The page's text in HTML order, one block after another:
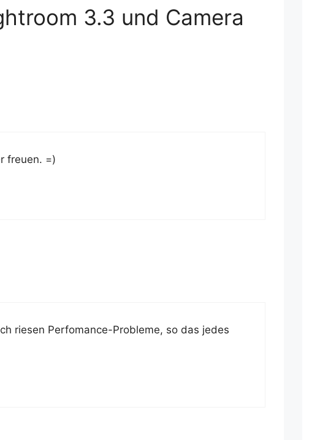
3.3 und Camera
freuen. =)
rie­sen Per­fo­mance-Pro­ble­me, so das jedes